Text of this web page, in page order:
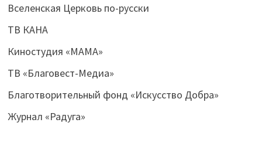
Вселенская Церковь по-русски
ТВ КАНА
Киностудия «МАМА»
ТВ «Благовест-Медиа»
Благотворительный фонд «Искусство Добра»
Журнал «Радуга»